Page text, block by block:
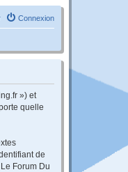
Connexion
») et
quelle
de
Forum Du